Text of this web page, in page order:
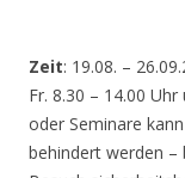
Zeit: 19.08. –
Fr. 8.30 – 14.00
oder Seminare
behindert werden –